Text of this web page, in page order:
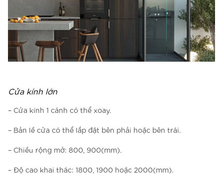
Cửa kính lớn
– Cửa kính 1 cánh có thể xoay.
– Bản lề cửa có thể lắp đặt bên phải hoặc bên trái.
– Chiều rộng mở: 800, 900(mm).
– Độ cao khai thác: 1800, 1900 hoặc 2000(mm).